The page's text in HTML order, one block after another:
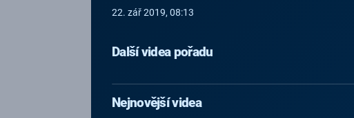
22. zář 2019, 08:13
Další videa pořadu
Nejnovější videa